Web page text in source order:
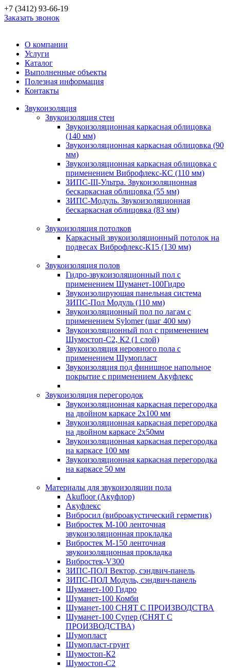
+7 (3412) 93-66-19
Заказать звонок
О компании
Услуги
Каталог
Выполненные объекты
Полезная информация
Контакты
Звукоизоляция
Звукоизоляция стен
Звукоизоляционная каркасная облицовка
(140 мм)
Звукоизоляционная каркасная облицовка (90
мм)
Звукоизоляционная каркасная облицовка с
применением Виброфлекс-КС (110 мм)
ЗИПС-III-Ультра. Звукоизоляционная
бескаркасная облицовка (55 мм)
ЗИПС-Модуль. Звукоизоляционная
бескаркасная облицовка (83 мм)
Звукоизоляция потолков
Каркасный звукоизоляционный потолок на
подвесах Виброфлекс-К15 (130 мм)
Звукоизоляция полов
Гидро-звукоизоляционный пол с
применением Шуманет-100Гидро
Звукоизолирующая панельная система
ЗИПС-Пол Модуль (110 мм)
Звукоизоляционный пол по лагам с
применением Sylomer (шаг 400 мм)
Звукоизоляционный пол с применением
Шумостоп-С2, К2 (1 слой)
Звукоизоляция неровного пола с
применением Шумопласт
Звукоизоляция под финишное напольное
покрытие с применением Акуфлекс
Звукоизоляция перегородок
Звукоизоляционная каркасная перегородка
на двойном каркасе 2х100 мм
Звукоизоляционная каркасная перегородка
на двойном каркасе 2х50мм
Звукоизоляционная каркасная перегородка
на каркасе 100 мм
Звукоизоляционная каркасная перегородка
на каркасе 50 мм
Материалы для звукоизоляции пола
Akufloor (Акуфлор)
Акуфлекс
Вибросил (виброакустический герметик)
Вибростек М-100 ленточная
звукоизоляционная прокладка
Вибростек М-150 ленточная
звукоизоляционная прокладка
Вибростек-V300
ЗИПС-ПОЛ Вектор, сэндвич-панель
ЗИПС-ПОЛ Модуль, сэндвич-панель
Шуманет-100 Гидро
Шуманет-100 Комби
Шуманет-100 СНЯТ С ПРОИЗВОДСТВА
Шуманет-100 Супер (СНЯТ С
ПРОИЗВОДСТВА)
Шумопласт
Шумопласт-грунт
Шумостоп-К2
Шумостоп-С2